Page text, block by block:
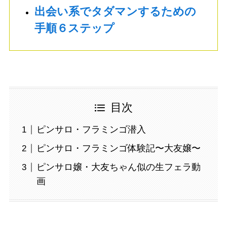
出会い系でタダマンするための
手順６ステップ
目次
ピンサロ・フラミンゴ潜入
ピンサロ・フラミンゴ体験記〜大友嬢〜
ピンサロ嬢・大友ちゃん似の生フェラ動
画